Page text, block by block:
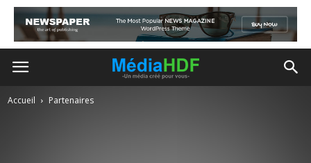
Accueil Partenaires